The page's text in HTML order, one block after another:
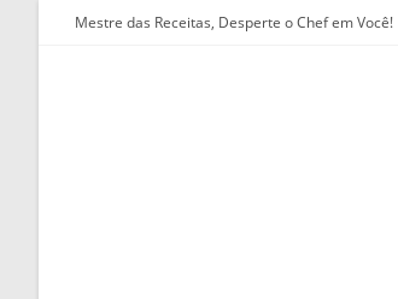
Mestre das Receitas, Desperte o Chef em Você!